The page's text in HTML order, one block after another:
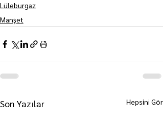
Lüleburgaz
Manşet
Son Yazılar Hepsini Gör